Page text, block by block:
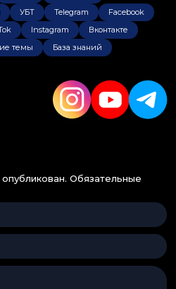
УБТ Telegram
Facebook
Instagram
Вконтакте
темы База знаний
Обязательные